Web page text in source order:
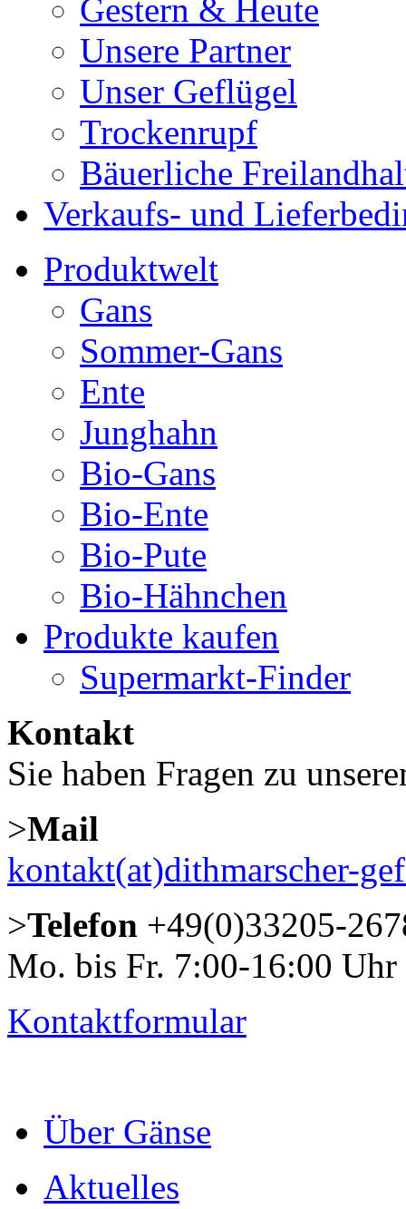
Gestern & Heute
Unsere Partner
Unser Geflügel
Trockenrupf
Bäuerliche
Verkaufs- und
Produktwelt
Gans
Sommer-Gans
Ente
Junghahn
Bio-Gans
Bio-Ente
Bio-Pute
Bio-Hähnchen
Produkte kaufen
Supermarkt-Finder
Kontakt
Sie haben Fragen zu
>Mail
kontakt(at)dithmarscher-
>Telefon +49(0)33205-
Mo. bis Fr. 7:00-16:00 Uhr
Kontaktformular
Über Gänse
Aktuelles